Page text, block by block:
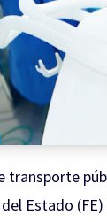
transporte
Estado